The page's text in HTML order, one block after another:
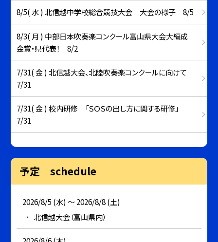
8/5( 水 ) 北信越中学校総合競技大会 大会の様子 8/5
8/3( 月 ) 中部日本吹奏楽コンクール富山県大会大編成
金賞・県代表！ 8/2
7/31( 金 ) 北信越大会、北陸吹奏楽コンクールに向けて
7/31
7/31( 金 ) 校内研修 「ＳＯＳの出し方に関する研修」
7/31
予定 schedule
2026/8/5 (水) ～ 2026/8/8 (土)
北信越大会（富山県内）